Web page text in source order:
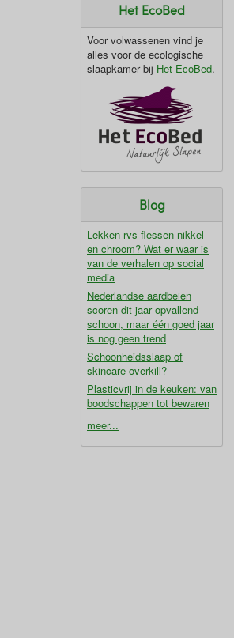
Het EcoBed
Voor volwassenen vind je
alles voor de ecologische
slaapkamer bij Het EcoBed.
Blog
Lekken rvs flessen nikkel
en chroom? Wat er waar is
van de verhalen op social
media
Nederlandse aardbeien
scoren dit jaar opvallend
schoon, maar één goed jaar
is nog geen trend
Schoonheidsslaap of
skincare-overkill?
Plasticvrij in de keuken: van
boodschappen tot bewaren
meer...